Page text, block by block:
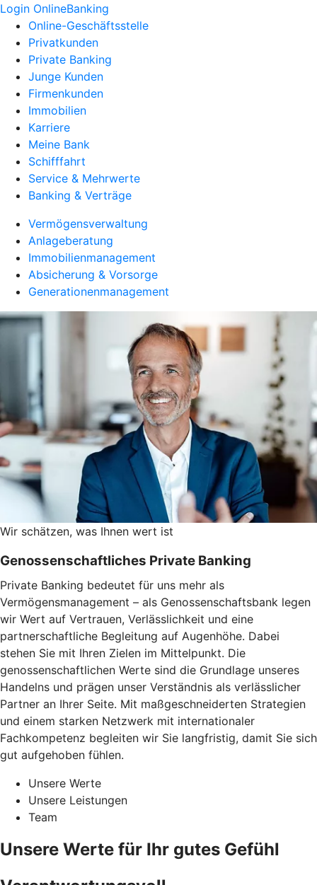
Login OnlineBanking
Online-Geschäftsstelle
Privatkunden
Private Banking
Junge Kunden
Firmenkunden
Immobilien
Karriere
Meine Bank
Schifffahrt
Service & Mehrwerte
Banking & Verträge
Vermögensverwaltung
Anlageberatung
Immobilienmanagement
Absicherung & Vorsorge
Generationenmanagement
Wir schätzen, was Ihnen wert ist
Genossenschaftliches Private Banking
Private Banking bedeutet für uns mehr als
Vermögensmanagement – als Genossenschaftsbank legen
wir Wert auf Vertrauen, Verlässlichkeit und eine
partnerschaftliche Begleitung auf Augenhöhe. Dabei
stehen Sie mit Ihren Zielen im Mittelpunkt. Die
genossenschaftlichen Werte sind die Grundlage unseres
Handelns und prägen unser Verständnis als verlässlicher
Partner an Ihrer Seite. Mit maßgeschneiderten Strategien
und einem starken Netzwerk mit internationaler
Fachkompetenz begleiten wir Sie langfristig, damit Sie sich
gut aufgehoben fühlen.
Unsere Werte
Unsere Leistungen
Team
Unsere Werte für Ihr gutes Gefühl